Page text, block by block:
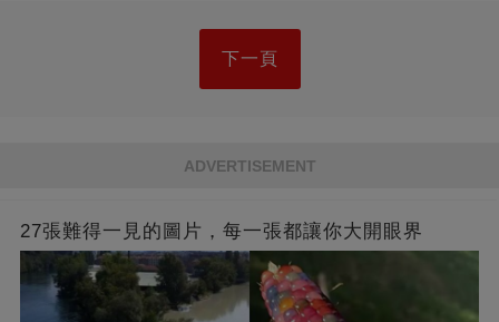
下一頁
ADVERTISEMENT
27張難得一見的圖片，每一張都讓你大開眼界